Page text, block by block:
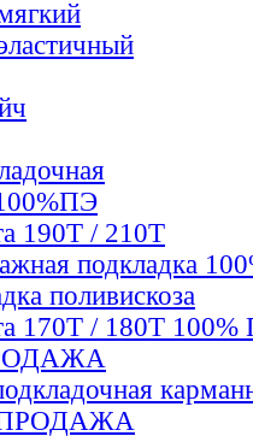
190Т / 210Т
подкладка
поливискоза
170Т / 180Т 100%